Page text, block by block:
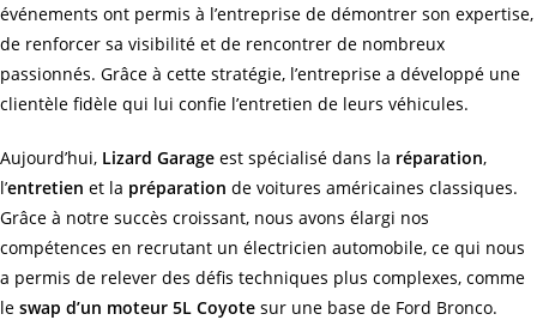
événements ont permis à l’entreprise de démontrer son expertise,
de renforcer sa visibilité et de rencontrer de nombreux
passionnés. Grâce à cette stratégie, l’entreprise a développé une
clientèle fidèle qui lui confie l’entretien de leurs véhicules.
Aujourd’hui, Lizard Garage est spécialisé dans la réparation,
l’entretien et la préparation de voitures américaines classiques.
Grâce à notre succès croissant, nous avons élargi nos
compétences en recrutant un électricien automobile, ce qui nous
a permis de relever des défis techniques plus complexes, comme
le swap d’un moteur 5L Coyote sur une base de Ford Bronco.